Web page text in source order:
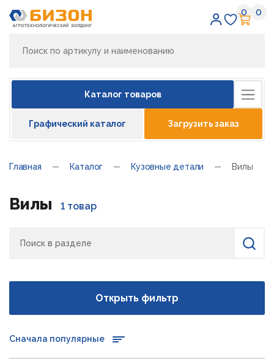
0 0
Каталог товаров
Графический каталог Загрузить заказ
Главная Каталог Кузовные детали Вилы
Вилы 1 товар
Найти
Открыть фильтр
Сначала популярные